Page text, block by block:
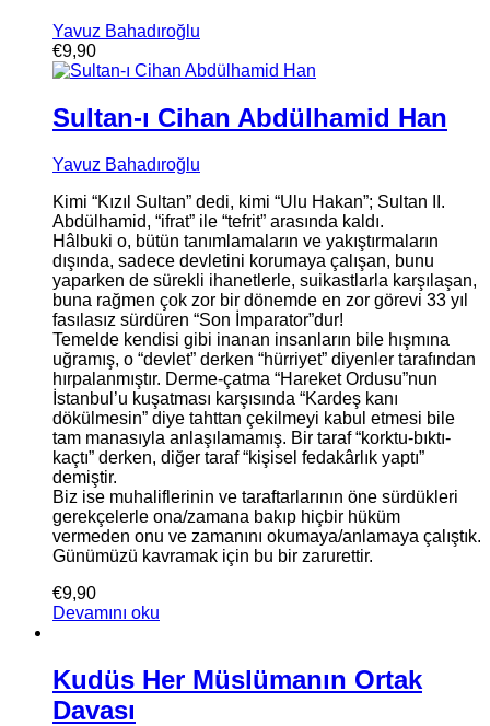
Yavuz Bahadıroğlu
€9,90
Sultan-ı Cihan Abdülhamid Han
Yavuz Bahadıroğlu
Kimi “Kızıl Sultan” dedi, kimi “Ulu Hakan”; Sultan II.
Abdülhamid, “ifrat” ile “tefrit” arasında kaldı.
Hâlbuki o, bütün tanımlamaların ve yakıştırmaların
dışında, sadece devletini korumaya çalışan, bunu
yaparken de sürekli ihanetlerle, suikastlarla karşılaşan,
buna rağmen çok zor bir dönemde en zor görevi 33 yıl
fasılasız sürdüren “Son İmparator”dur!
Temelde kendisi gibi inanan insanların bile hışmına
uğramış, o “devlet” derken “hürriyet” diyenler tarafından
hırpalanmıştır. Derme-çatma “Hareket Ordusu”nun
İstanbul’u kuşatması karşısında “Kardeş kanı
dökülmesin” diye tahttan çekilmeyi kabul etmesi bile
tam manasıyla anlaşılamamış. Bir taraf “korktu-bıktı-
kaçtı” derken, diğer taraf “kişisel fedakârlık yaptı”
demiştir.
Biz ise muhaliflerinin ve taraftarlarının öne sürdükleri
gerekçelerle ona/zamana bakıp hiçbir hüküm
vermeden onu ve zamanını okumaya/anlamaya çalıştık.
Günümüzü kavramak için bu bir zarurettir.
€9,90
Devamını oku
Kudüs Her Müslümanın Ortak
Davası